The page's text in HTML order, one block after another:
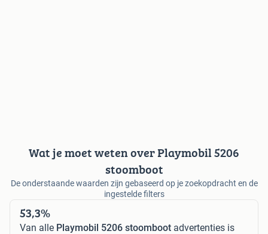
Wat je moet weten over Playmobil 5206
stoomboot
De onderstaande waarden zijn gebaseerd op je zoekopdracht en de
ingestelde filters
53,3%
Van alle Playmobil 5206 stoomboot advertenties is